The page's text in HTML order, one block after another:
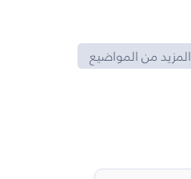
المزيد من المواضيع